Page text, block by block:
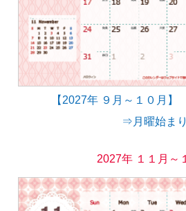
【2027年 ９月～１０月
⇒月曜始まり
2027年 １１月～